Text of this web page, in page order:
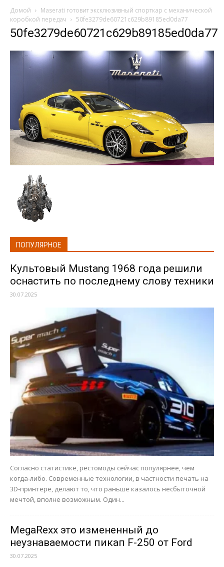
Домой
Maserati готовит эксклюзивный спорткар с механической
коробкой передач
50fe3279de60721c629b89185ed0da77
50fe3279de60721c629b89185ed0da77
ПОПУЛЯРНОЕ
Культовый Mustang 1968 года решили
оснастить по последнему слову техники
30.07.2025
Согласно статистике, рестомоды сейчас популярнее, чем
когда-либо. Современные технологии, в частности печать на
3D-принтере, делают то, что раньше казалось несбыточной
мечтой, вполне возможным. Один...
MegaRexx это измененный до
неузнаваемости пикап F-250 от Ford
30.07.2025